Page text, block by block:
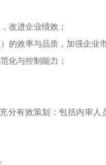
改进企业绩效；
的效率与品质，加强企业
化与控制能力；
分有效策划：包括内审人